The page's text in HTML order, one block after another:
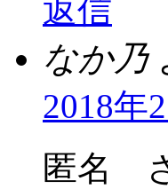
返信
なか乃
2018年
匿名